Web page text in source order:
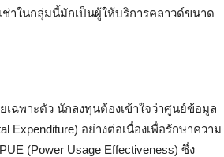
าในกลุ่มนี้มักเป็นผู้ให้บริการคลาวด์ขนาด
ฉพาะตัว นักลงทุนต้องเข้าใจว่าศูนย์ข้อมูล
Expenditure) อย่างต่อเนื่องเพื่อรักษาความ
(Power Usage Effectiveness) ซึ่ง